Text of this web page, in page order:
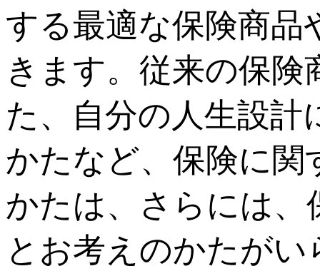
する最適な保険商
きます。従来の保
た、自分の人生設計
かたなど、保険に
かたは、さらには
とお考えのかたが